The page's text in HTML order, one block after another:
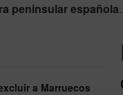
peninsular española.
a Marruecos